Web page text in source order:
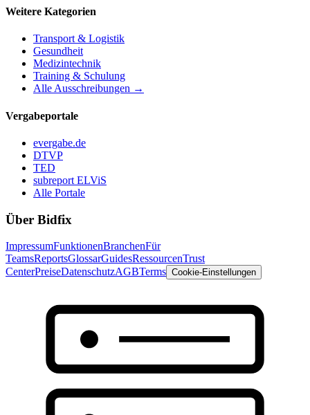
Weitere Kategorien
Transport & Logistik
Gesundheit
Medizintechnik
Training & Schulung
Alle Ausschreibungen →
Vergabeportale
evergabe.de
DTVP
TED
subreport ELViS
Alle Portale
Über Bidfix
ImpressumFunktionenBranchenFür
TeamsReportsGlossarGuidesRessourcenTrust
CenterPreiseDatenschutzAGBTerms Cookie-Einstellungen